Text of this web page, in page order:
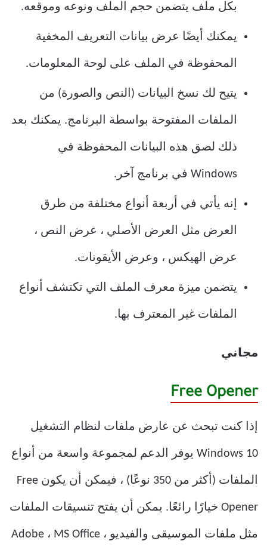
بكل ملف يتضمن حجم الملف ونوعه وموقعه.
يمكنك أيضًا عرض بيانات التعريف المخفية
المحفوظة في الملف على لوحة المعلومات.
يتيح لك نسخ البيانات (النص والصورة) من
الملفات المفتوحة بواسطة البرنامج. يمكنك بعد
ذلك لصق هذه البيانات المحفوظة في
Windows في برنامج آخر.
إنه يأتي في أربعة أنواع مختلفة من طرق
العرض مثل العرض الأصلي ، عرض النص ،
عرض الهيكس ، وعرض الأيقونات.
يتضمن ميزة معرف الملف التي تكتشف أنواع
الملفات غير المعترف بها.
مجاني
Free Opener
إذا كنت تبحث عن عارض ملفات لنظام التشغيل
Windows 10 يوفر الدعم لمجموعة واسعة من أنواع
الملفات (أكثر من 350 نوعًا) ، فيمكن أن يكون Free
Opener خيارًا رائعًا. يمكن أن يفتح تنسيقات الملفات
مثل ملفات الموسيقى والفيديو ، Adobe ، MS Office